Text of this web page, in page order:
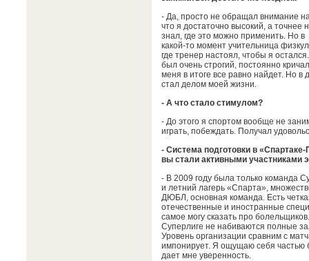
- Да, просто не обращал внимание
что я достаточно высокий, а точнее
знал, где это можно применить. Но в
какой-то момент учительница
где тренер настоял, чтобы я
был очень строгий, постоянно
меня в итоге все равно найдет. Но
стал делом моей жизни.
- А что стало стимулом?
- До этого я спортом вообще не
играть, побеждать. Получал
- Система подготовки в
вы стали активными участниками
- В 2009 году была только команда
и летний лагерь «Спарта»,
ДЮБЛ, основная команда. Есть
отечественные и иностранные
самое могу сказать про
Суперлиге не набиваются полные
Уровень организации сравним с
импонирует. Я ощущаю себя частью
дает мне уверенность.